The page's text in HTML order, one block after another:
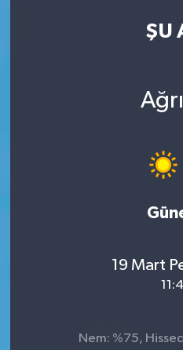
ŞU
Ağrı
19 Mart
Nem: %75,